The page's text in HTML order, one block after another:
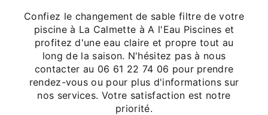
Confiez le changement de sable filtre de votre
piscine à La Calmette à A l'Eau Piscines et
profitez d'une eau claire et propre tout au
long de la saison. N'hésitez pas à nous
contacter au 06 61 22 74 06 pour prendre
rendez-vous ou pour plus d'informations sur
nos services. Votre satisfaction est notre
priorité.